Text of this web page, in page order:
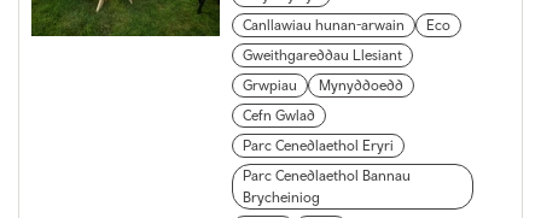
Canllawiau hunan-arwain
Eco
Gweithgareddau Llesiant
Grwpiau
Mynyddoedd
Cefn Gwlad
Parc Cenedlaethol Eryri
Parc Cenedlaethol Bannau
Brycheiniog